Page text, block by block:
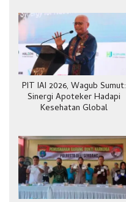
PIT IAI 2026, Wagub Sumut:
Sinergi Apoteker Hadapi
Kesehatan Global